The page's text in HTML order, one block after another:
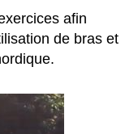
afin
de bras et